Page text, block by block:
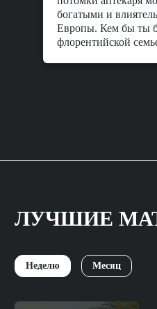
богатыми и
Европы. Кем бы ты
флорентийской
ЛУЧШИЕ
Неделю Месяц